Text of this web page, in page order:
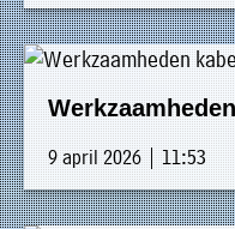
9 april 2026 | 11:53